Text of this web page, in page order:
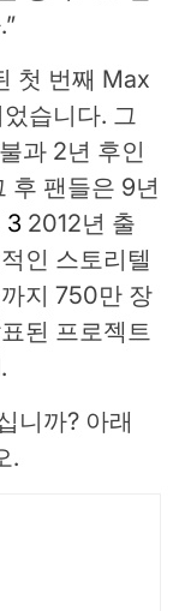
첫 번째 Max
습니다. 그
과 2년 후인
후 팬들은 9년
3 2012년 출
인 스토리텔
지 750만 장
된 프로젝트
.
니까? 아래
.